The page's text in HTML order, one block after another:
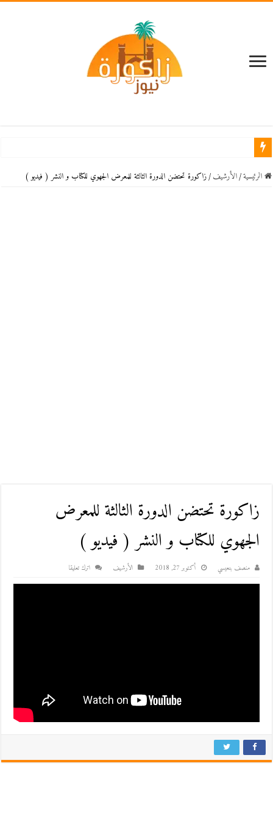
الرئيسية / اﻷرشيف / زاكورة تحتضن الدورة الثالثة للمعرض الجهوي للكتاب و النشر ( فيديو )
زاكورة تحتضن الدورة الثالثة للمعرض
الجهوي للكتاب و النشر ( فيديو )
منصف بنعيسي أكتوبر 27, 2018 اﻷرشيف اترك تعليقا